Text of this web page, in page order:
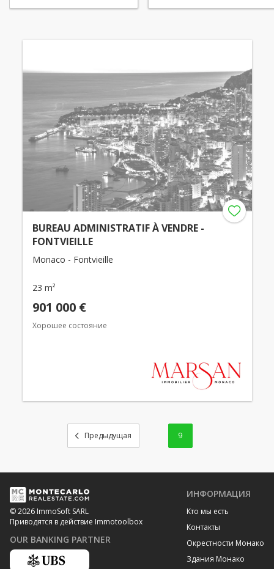
BUREAU ADMINISTRATIF À VENDRE -
FONTVIEILLE
Monaco - Fontvieille
23 m²
901 000 €
Хорошее состояние
9
© 2026 ImmoSoft SARL
Приводятся в действие Immotoolbox
OUR BANKING PARTNER
ИНФОРМАЦИЯ
Кто мы есть
Контакты
Окрестности Монако
Здания Монако